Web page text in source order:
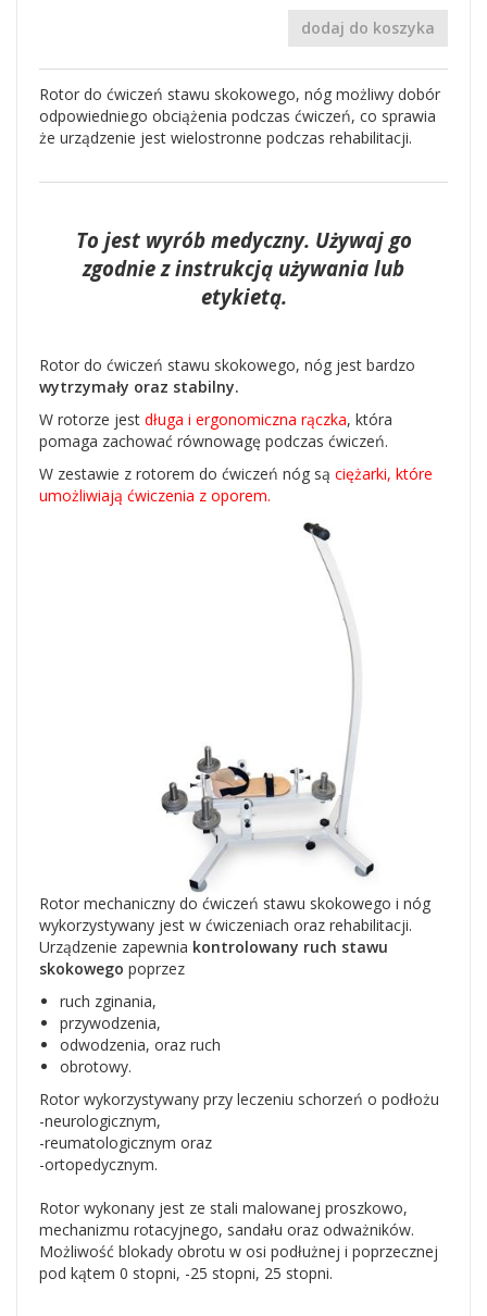
dodaj do koszyka
Rotor do ćwiczeń stawu skokowego, nóg możliwy dobór
odpowiedniego obciążenia podczas ćwiczeń, co sprawia
że urządzenie jest wielostronne podczas rehabilitacji.
To jest wyrób medyczny. Używaj go
zgodnie z instrukcją używania lub
etykietą.
Rotor do ćwiczeń stawu skokowego, nóg jest bardzo
wytrzymały oraz stabilny.
W rotorze jest długa i ergonomiczna rączka, która
pomaga zachować równowagę podczas ćwiczeń.
W zestawie z rotorem do ćwiczeń nóg są ciężarki, które
umożliwiają ćwiczenia z oporem.
Rotor mechaniczny do ćwiczeń stawu skokowego i nóg
wykorzystywany jest w ćwiczeniach oraz rehabilitacji.
Urządzenie zapewnia kontrolowany ruch stawu
skokowego poprzez
ruch zginania,
przywodzenia,
odwodzenia, oraz ruch
obrotowy.
Rotor wykorzystywany przy leczeniu schorzeń o podłożu
-neurologicznym,
-reumatologicznym oraz
-ortopedycznym.
Rotor wykonany jest ze stali malowanej proszkowo,
mechanizmu rotacyjnego, sandału oraz odważników.
Możliwość blokady obrotu w osi podłużnej i poprzecznej
pod kątem 0 stopni, -25 stopni, 25 stopni.